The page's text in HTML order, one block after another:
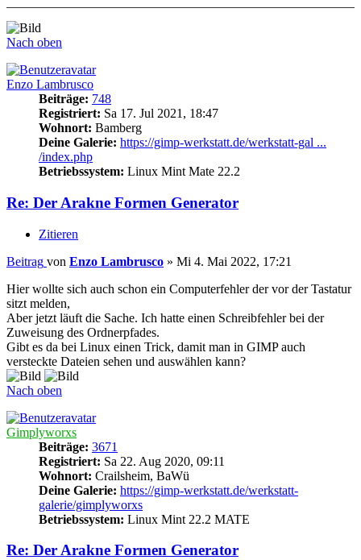
Nach oben
Enzo Lambrusco
Beiträge: 748
Registriert: Sa 17. Jul 2021, 18:47
Wohnort: Bamberg
Deine Galerie: https://gimp-werkstatt.de/werkstatt-gal ...
/index.php
Betriebssystem: Linux Mint Mate 22.2
Re: Der Arakne Formen Generator
Zitieren
Beitrag von Enzo Lambrusco » Mi 4. Mai 2022, 17:21
Hier wollte sich auch schon ein Computerfehler der vor der Tastatur
sitzt melden,
Aber jetzt läuft die Sache. Ich hatte einen Schreibfehler bei der
Zuweisung des Ordnerpfades.
Gibt es da bei Linux einen Trick, damit man in GIMP auch
versteckte Dateien sehen und auswählen kann?
Nach oben
Gimplyworxs
Beiträge: 3671
Registriert: Sa 22. Aug 2020, 09:11
Wohnort: Crailsheim, BaWü
Deine Galerie: https://gimp-werkstatt.de/werkstatt-
galerie/gimplyworxs
Betriebssystem: Linux Mint 22.2 MATE
Re: Der Arakne Formen Generator